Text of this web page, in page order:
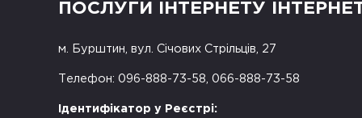
ПОСЛУГИ ІНТЕРНЕТУ
м. Бурштин, вул. Січових Стрільців, 27
Телефон: 096-888-73-58, 066-888-73-58
Ідентифікатор у Реєстрі: